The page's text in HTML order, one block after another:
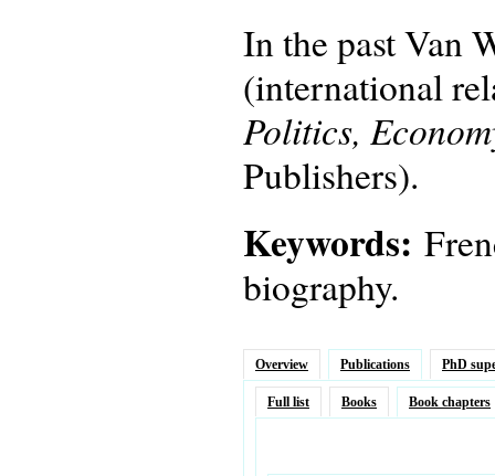
In the past Van
(international
Politics,
Publishers).
Keywords:
biography.
Overview Publications PhD
Full list Books Book chapters